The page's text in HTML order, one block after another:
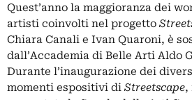
Quest’anno la maggioranza dei
artisti coinvolti nel progetto
Chiara Canali e Ivan Quaroni, è
dall’Accademia di Belle Arti Aldo
Durante l’inaugurazione dei
momenti espositivi di Streetscape,